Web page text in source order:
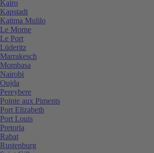
Kairo
Kapstadt
Katima Mulilo
Le Morne
Le Port
Lüderitz
Marrakesch
Mombasa
Nairobi
Oujda
Pereybere
Pointe aux Piments
Port Elizabeth
Port Louis
Pretoria
Rabat
Rustenburg